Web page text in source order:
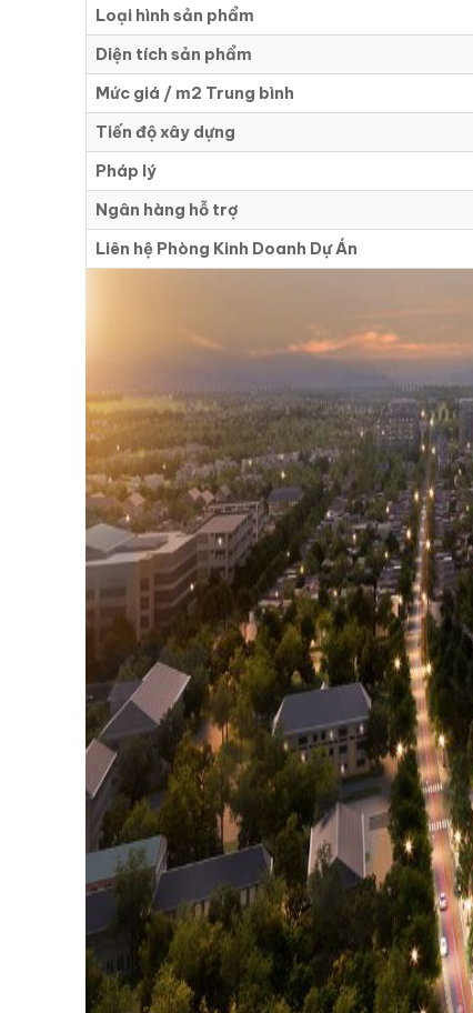
Loại hình sản phẩm
Diện tích sản phẩm
Mức giá / m2 Trung bình
Tiến độ xây dựng
Pháp lý
Ngân hàng hỗ trợ
Liên hệ Phòng Kinh Doanh Dự Án